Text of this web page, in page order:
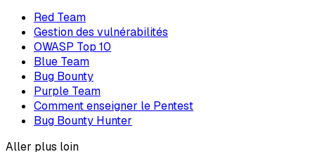
Red Team
Gestion des vulnérabilités
OWASP Top 10
Blue Team
Bug Bounty
Purple Team
Comment enseigner le Pentest
Bug Bounty Hunter
Aller plus loin